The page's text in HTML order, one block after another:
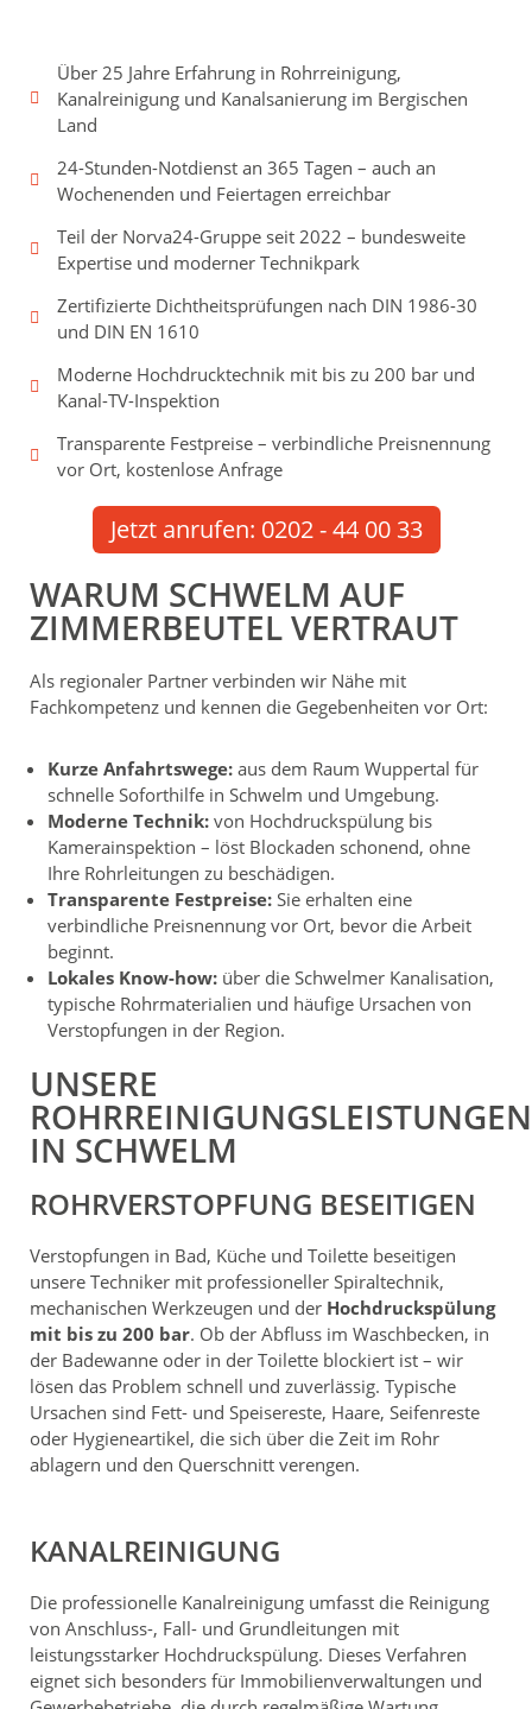
Über 25 Jahre Erfahrung in Rohrreinigung,
Kanalreinigung und Kanalsanierung im Bergischen
Land
24-Stunden-Notdienst an 365 Tagen – auch an
Wochenenden und Feiertagen erreichbar
Teil der Norva24-Gruppe seit 2022 – bundesweite
Expertise und moderner Technikpark
Zertifizierte Dichtheitsprüfungen nach DIN 1986-30
und DIN EN 1610
Moderne Hochdrucktechnik mit bis zu 200 bar und
Kanal-TV-Inspektion
Transparente Festpreise – verbindliche Preisnennung
vor Ort, kostenlose Anfrage
Jetzt anrufen: 0202 - 44 00 33
WARUM SCHWELM AUF
ZIMMERBEUTEL VERTRAUT
Als regionaler Partner verbinden wir Nähe mit
Fachkompetenz und kennen die Gegebenheiten vor Ort:
Kurze Anfahrtswege: aus dem Raum Wuppertal für
schnelle Soforthilfe in Schwelm und Umgebung.
Moderne Technik: von Hochdruckspülung bis
Kamerainspektion – löst Blockaden schonend, ohne
Ihre Rohrleitungen zu beschädigen.
Transparente Festpreise: Sie erhalten eine
verbindliche Preisnennung vor Ort, bevor die Arbeit
beginnt.
Lokales Know-how: über die Schwelmer Kanalisation,
typische Rohrmaterialien und häufige Ursachen von
Verstopfungen in der Region.
UNSERE
ROHRREINIGUNGSLEISTUNGEN
IN SCHWELM
ROHRVERSTOPFUNG BESEITIGEN
Verstopfungen in Bad, Küche und Toilette beseitigen
unsere Techniker mit professioneller Spiraltechnik,
mechanischen Werkzeugen und der Hochdruckspülung
mit bis zu 200 bar. Ob der Abfluss im Waschbecken, in
der Badewanne oder in der Toilette blockiert ist – wir
lösen das Problem schnell und zuverlässig. Typische
Ursachen sind Fett- und Speisereste, Haare, Seifenreste
oder Hygieneartikel, die sich über die Zeit im Rohr
ablagern und den Querschnitt verengen.
KANALREINIGUNG
Die professionelle Kanalreinigung umfasst die Reinigung
von Anschluss-, Fall- und Grundleitungen mit
leistungsstarker Hochdruckspülung. Dieses Verfahren
eignet sich besonders für Immobilienverwaltungen und